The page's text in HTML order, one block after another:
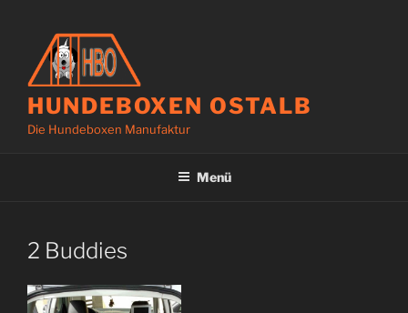
springen
HUNDEBOXEN OSTALB
Die Hundeboxen Manufaktur
Menü
2 Buddies